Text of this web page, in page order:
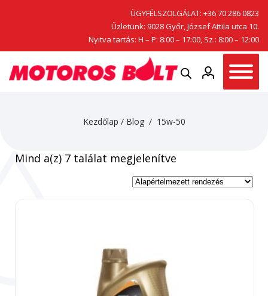
ÜGYFÉLSZOLGÁLAT: +36 70 286 0823
Üzletünk: 9028 Győr, József Attila utca 10.
Nyitva tartás: H – P: 8:00 – 17:00, Sz.: 8:00 – 12:00
Kezdőlap / Blog/ 15w-50
Mind a(z) 7 találat megjelenítve